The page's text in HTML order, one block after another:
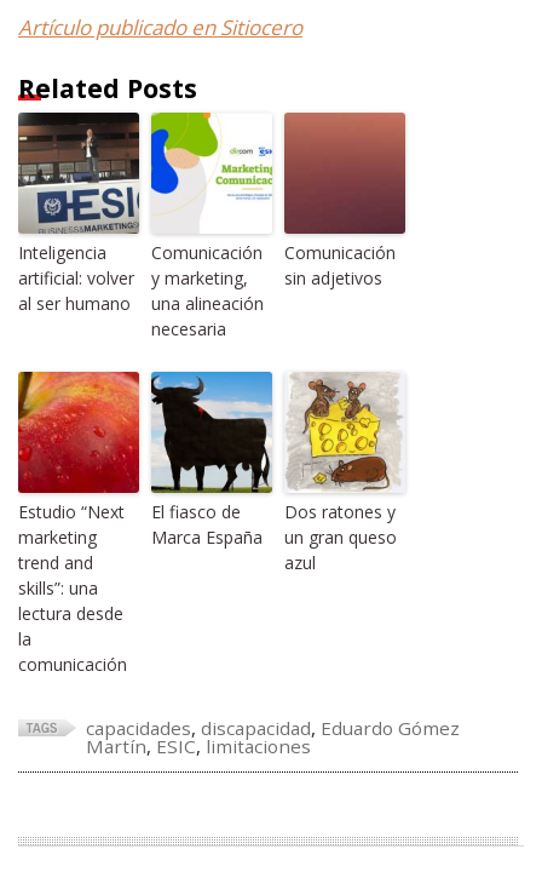
Artículo publicado en Sitiocero
Related Posts
Inteligencia
artificial: volver
al ser humano
Comunicación
y marketing,
una alineación
necesaria
Comunicación
sin adjetivos
Estudio “Next
marketing
trend and
skills”: una
lectura desde
la
comunicación
El fiasco de
Marca España
Dos ratones y
un gran queso
azul
capacidades, discapacidad, Eduardo Gómez
Martín, ESIC, limitaciones